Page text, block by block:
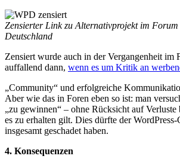
Zensierter Link zu Alternativprojekt im Forum
Deutschland
Zensiert wurde auch in der Vergangenheit im
auffallend dann, wenn es um Kritik an
„Community“ und erfolgreiche
Aber wie das in Foren eben so ist: man
„zu gewinnen“ – ohne Rücksicht auf
es zu erhalten gilt. Dies dürfte der WordPress-
insgesamt geschadet haben.
4. Konsequenzen